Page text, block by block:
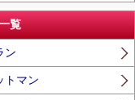
覧
ン
トマン